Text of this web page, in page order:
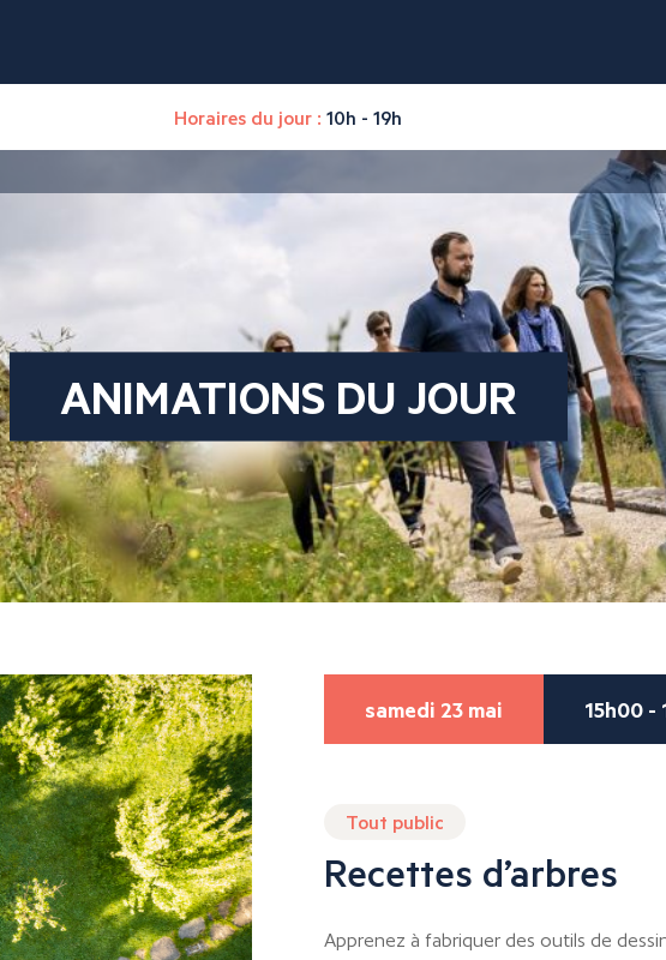
Horaires du jour : 10h - 19h
ANIMATIONS DU JOUR
samedi 23 mai 15h00 -
Tout public
Recettes d’arbres
Apprenez à fabriquer des outils de